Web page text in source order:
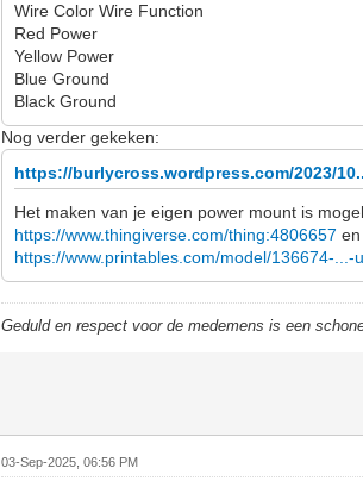
Wire Color Wire Function
Red Power
Yellow Power
Blue Ground
Black Ground
Nog verder gekeken:
https://burlycross.wordpress.com/2023/
Het maken van je eigen power mount is
https://www.thingiverse.com/thing:4806657
https://www.printables.com/model/136674-...-
Geduld en respect voor de medemens is een
03-Sep-2025, 06:56 PM